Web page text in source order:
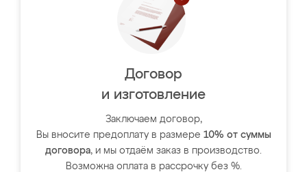
Договор
и изготовление
Заключаем договор,
Вы вносите предоплату в размере 10% от суммы
договора, и мы отдаём заказ в производство.
Возможна оплата в рассрочку без %.